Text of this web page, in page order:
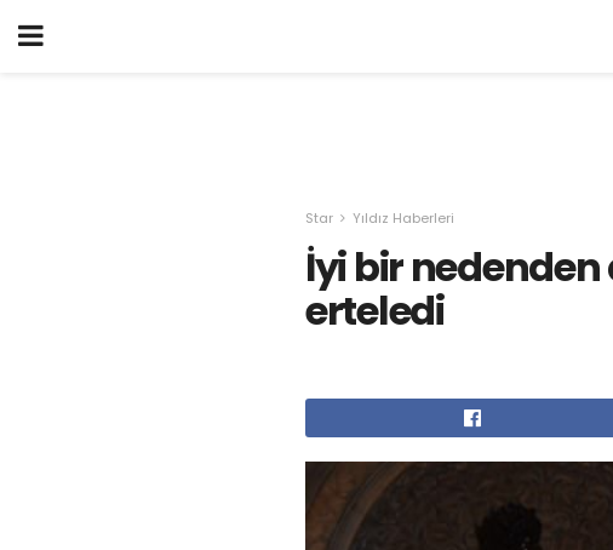
Star Yıldız Haberleri
İyi bir
erteledi